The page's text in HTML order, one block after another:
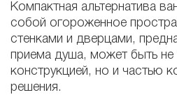
Компактная альтернатива
собой огороженное
стенками и дверцами,
приема душа, может быть не
конструкцией, но и частью
решения.